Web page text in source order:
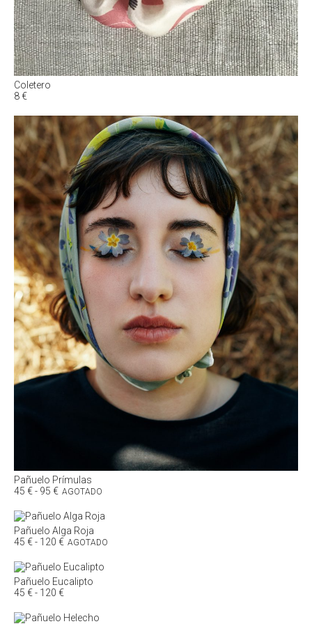
Coletero
8€
Pañuelo Prímulas
45 €- 95 €Rango
precios:
desde
45 €
hasta
AGOTADO
Pañuelo Alga Roja
45 €- 120 €Rango
precios:
45 €
hasta
AGOTADO
Pañuelo Eucalipto
45 €- 120 €Rango
precios: